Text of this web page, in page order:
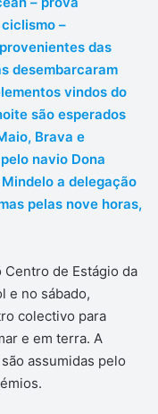
–
das
desembarcaram
vindos do
são esperados
Brava e
navio Dona
a delegação
pelas nove horas,
de Estágio da
e no sábado,
colectivo para
e em terra. A
assumidas pelo